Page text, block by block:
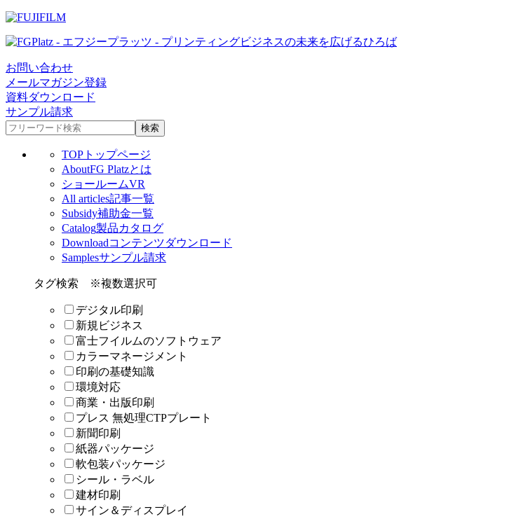
お問い合わせ
メールマガジン登録
資料ダウンロード
サンプル請求
TOP トップページ
AboutFG Platzとは
ショールームVR
All articles記事一覧
Subsidy補助金一覧
Catalog製品カタログ
Downloadコンテンツダウンロード
Samplesサンプル請求
タグ検索 ※複数選択可
デジタル印刷
新規ビジネス
富士フイルムのソフトウェア
カラーマネージメント
印刷の基礎知識
環境対応
商業・出版印刷
プレス 無処理CTPプレート
新聞印刷
紙器パッケージ
軟包装パッケージ
シール・ラベル
建材印刷
サイン＆ディスプレイ